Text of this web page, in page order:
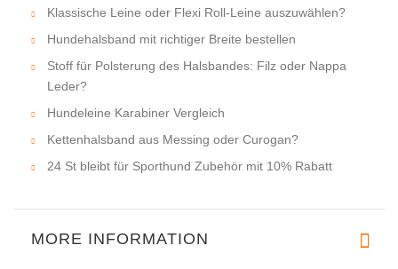
Klassische Leine oder Flexi Roll-Leine auszuwählen?
Hundehalsband mit richtiger Breite bestellen
Stoff für Polsterung des Halsbandes: Filz oder Nappa
Leder?
Hundeleine Karabiner Vergleich
Kettenhalsband aus Messing oder Curogan?
24 St bleibt für Sporthund Zubehör mit 10% Rabatt
MORE INFORMATION